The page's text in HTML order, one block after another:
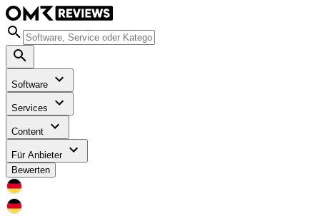
Software
Services
Content
Für Anbieter
Bewerten